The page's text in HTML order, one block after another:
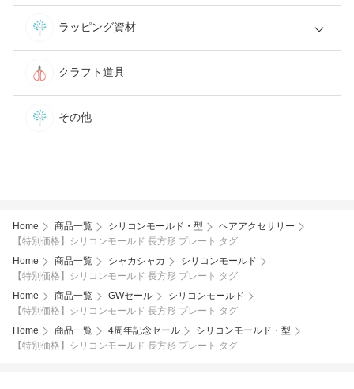
ラッピング資材
クラフト道具
その他
Home 商品一覧 シリコンモールド・型
ヘアアクセサリー
【特別価格】シリコンモールド 長方形 プレート タグ
Home
商品一覧 シャカシャカ
シリコンモールド
【特別価格】シリコンモールド 長方形 プレート タグ
Home
商品一覧 GWセール
シリコンモールド
【特別価格】シリコンモールド 長方形 プレート タグ
Home
商品一覧 4周年記念セール
シリコンモールド・型
【特別価格】シリコンモールド 長方形 プレート タグ